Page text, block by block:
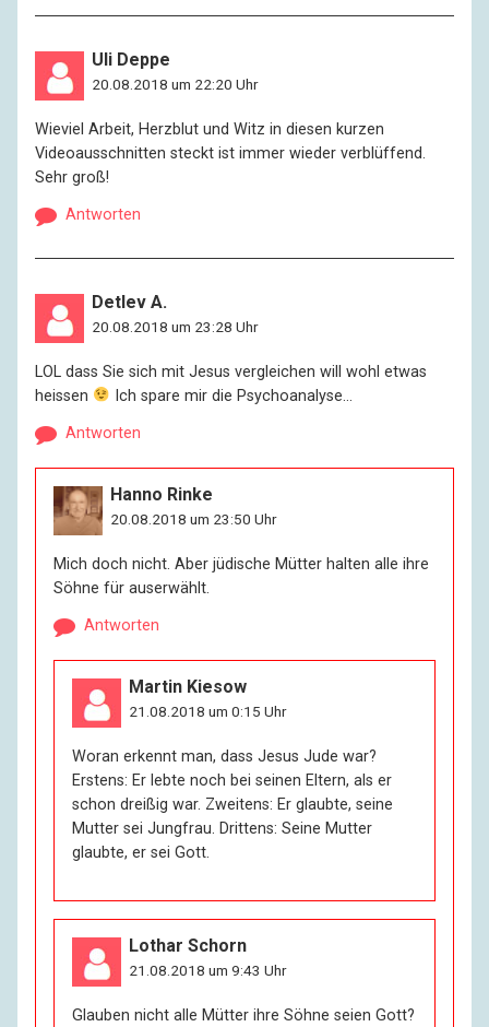
Uli Deppe
20.08.2018 um 22:20 Uhr
Wieviel Arbeit, Herzblut und Witz in diesen kurzen
Videoausschnitten steckt ist immer wieder verblüffend.
Sehr groß!
Antworten
Detlev A.
20.08.2018 um 23:28 Uhr
LOL dass Sie sich mit Jesus vergleichen will wohl etwas
heissen
Ich spare mir die Psychoanalyse…
Antworten
Hanno Rinke
20.08.2018 um 23:50 Uhr
Mich doch nicht. Aber jüdische Mütter halten alle ihre
Söhne für auserwählt.
Antworten
Martin Kiesow
21.08.2018 um 0:15 Uhr
Woran erkennt man, dass Jesus Jude war?
Erstens: Er lebte noch bei seinen Eltern, als er
schon dreißig war. Zweitens: Er glaubte, seine
Mutter sei Jungfrau. Drittens: Seine Mutter
glaubte, er sei Gott.
Lothar Schorn
21.08.2018 um 9:43 Uhr
Glauben nicht alle Mütter ihre Söhne seien Gott?